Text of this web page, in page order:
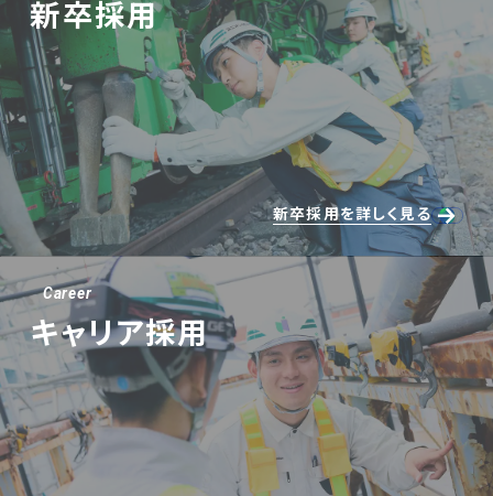
新卒採用
新卒採用を詳しく見る
Career
キャリア採用